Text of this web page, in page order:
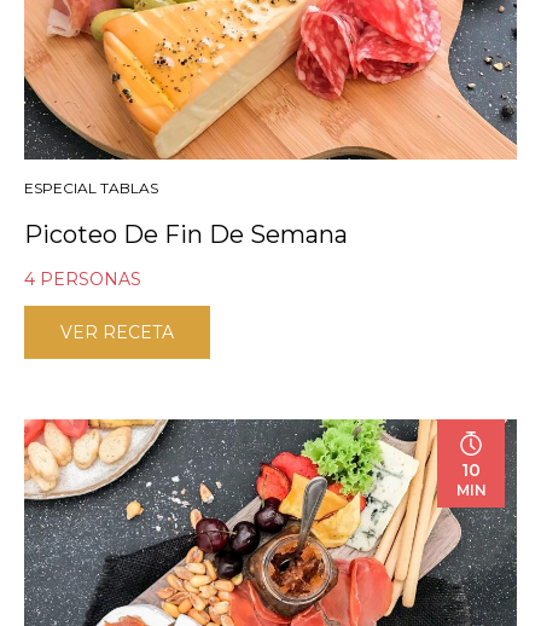
ESPECIAL TABLAS
Picoteo De Fin De Semana
4 PERSONAS
VER RECETA
10
MIN